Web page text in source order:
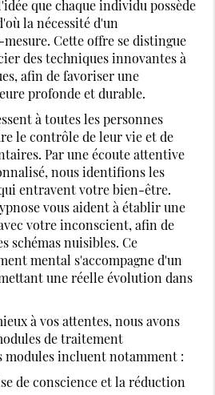
que chaque individu possède
la nécessité d'un
Cette offre se distingue
des techniques innovantes à
afin de favoriser une
profonde et durable.
à toutes les personnes
le contrôle de leur vie et de
Par une écoute attentive
nous identifions les
entravent votre bien-être.
vous aident à établir une
votre inconscient, afin de
schémas nuisibles. Ce
mental s'accompagne d'un
une réelle évolution dans
à vos attentes, nous avons
de traitement
modules incluent notamment :
de conscience et la réduction